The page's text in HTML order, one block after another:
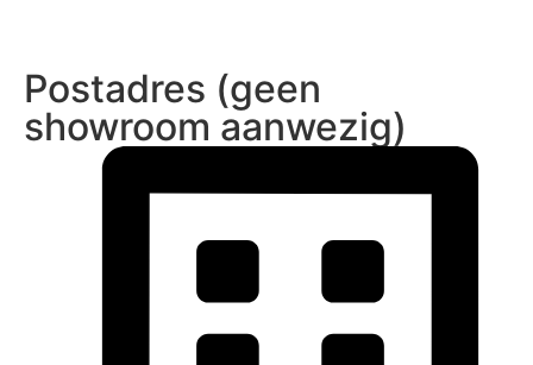
Postadres (geen
showroom aanwezig)